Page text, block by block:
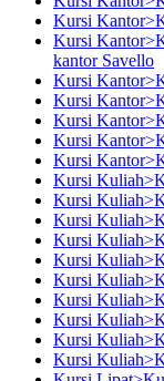
Kursi
Kursi
kantor Savello
Kursi
Kursi
Kursi
Kursi
Kursi
Kursi
Kursi
Kursi
Kursi
Kursi
Kursi
Kursi
Kursi
Kursi
Kursi